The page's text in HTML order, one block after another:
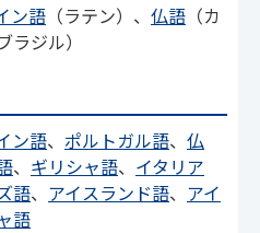
ン語 （ラテン）、 仏語 （カ
ラジル）
ン語、 ポルトガル語、 仏
、 ギリシャ語、 イタリア
語、 アイスランド語、 アイ
語